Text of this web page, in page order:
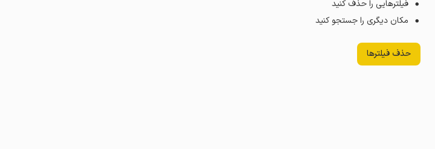
فیلترهایی را حذف کنید
مکان دیگری را جستجو کنید
حذف فیلترها